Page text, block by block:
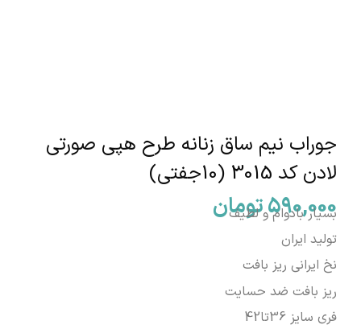
جوراب نیم ساق زنانه طرح هپی صورتی
لادن کد 3015 (10جفتی)
590,000تومان
بسیار بادوام و لطیف
تولید ایران
نخ ایرانی ریز بافت
ریز بافت ضد حسایت
فری سایز 36تا42